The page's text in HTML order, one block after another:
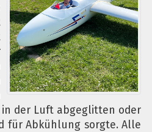
in der Luft abgeglitten oder
für Abkühlung sorgte. Alle